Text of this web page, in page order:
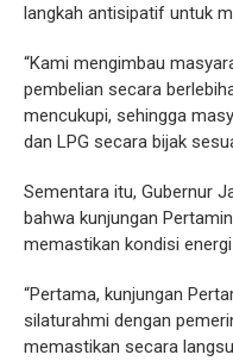
langkah antisipatif untuk
“Kami mengimbau
pembelian secara
mencukupi, sehingga
dan LPG secara bijak
Sementara itu, Gubernur
bahwa kunjungan
memastikan kondisi
“Pertama, kunjungan
silaturahmi dengan
memastikan secara